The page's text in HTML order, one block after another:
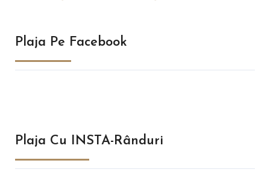
Plaja Pe Facebook
Plaja Cu INSTA-Rânduri